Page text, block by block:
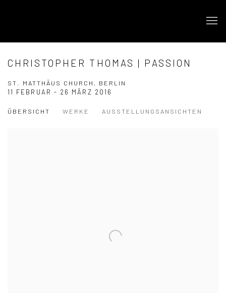
CHRISTOPHER THOMAS | PASSION
ST. MATTHÄUS CHURCH, BERLIN
11 FEBRUAR - 26 MÄRZ 2016
ÜBERSICHT WERKE AUSSTELLUNGSANSICHTEN